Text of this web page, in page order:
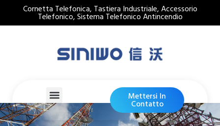
Cornetta Telefonica, Tastiera Industriale, Accessorio
Telefonico, Sistema Telefonico Antincendio
Mettersi In
Contatto